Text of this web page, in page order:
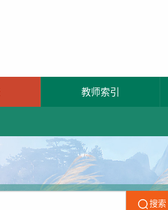
教师索引
搜索